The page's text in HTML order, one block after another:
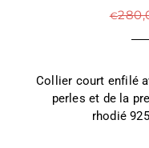
€
Collier court enfilé
perles et de la
rhodié